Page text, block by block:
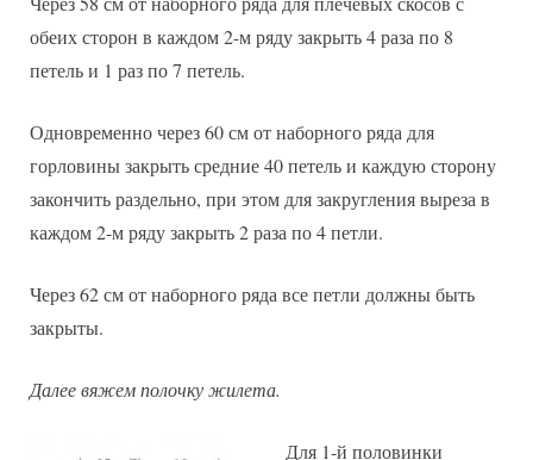
обеих сторон в каждом 2-м ряду закрыть 4 раза по 8
петель и 1 раз по 7 петель.
Одновременно через 60 см от наборного ряда для
горловины закрыть средние 40 петель и каждую сторону
закончить раздельно, при этом для закругления выреза в
каждом 2-м ряду закрыть 2 раза по 4 петли.
Через 62 см от наборного ряда все петли должны быть
закрыты.
Далее вяжем полочку жилета.
Для 1-й половинки